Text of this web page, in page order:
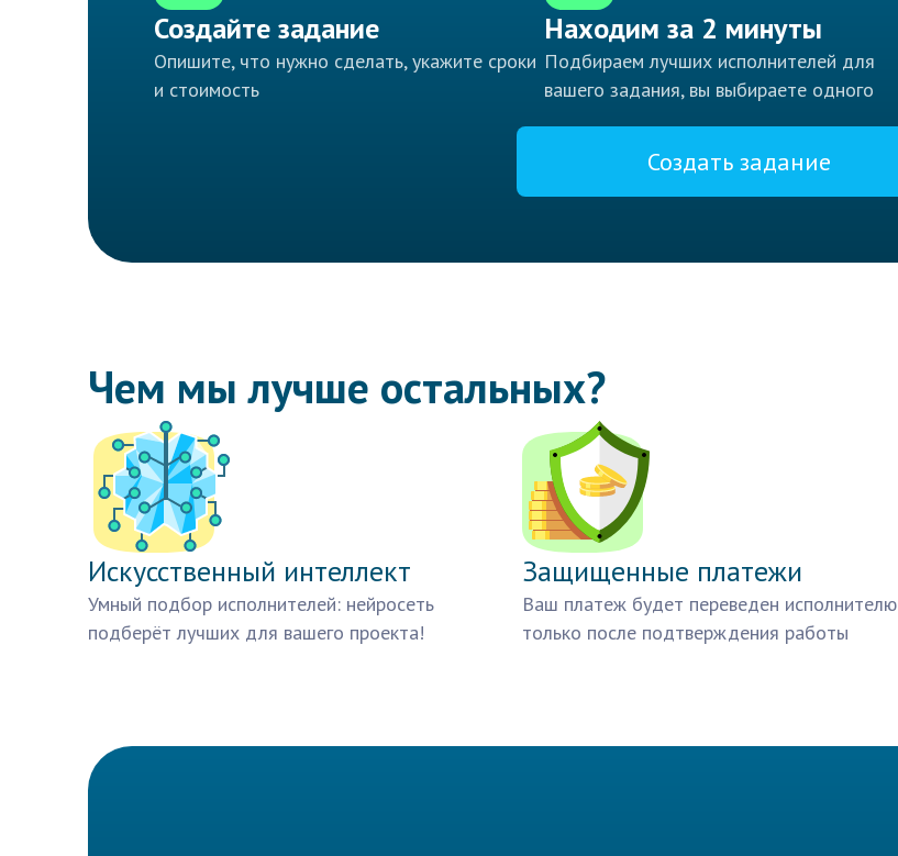
Создайте задание
Опишите, что нужно сделать, укажите сроки
и стоимость
Находим за 2 минуты
Подбираем лучших исполнителей для
вашего задания, вы выбираете одного
Создать задание
Чем мы лучше остальных?
Искусственный интеллект
Умный подбор исполнителей: нейросеть
подберёт лучших для вашего проекта!
Защищенные платежи
Ваш платеж будет переведен исполнителю
только после подтверждения работы